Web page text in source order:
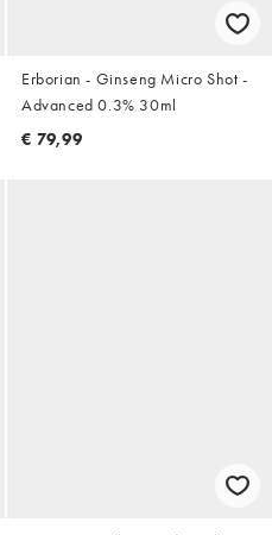
Erborian - Ginseng Micro Shot -
Advanced 0.3% 30ml
€ 79,99